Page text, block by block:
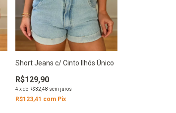
Short Jeans c/ Cinto Ilhós Único
R$129,90
4 xde R$32,48 sem juros
R$123,41 com Pix